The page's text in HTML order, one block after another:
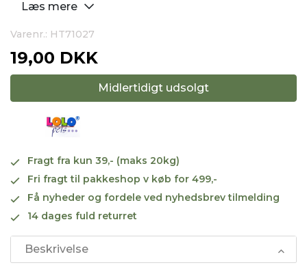
Læs mere
Varenr.: HT71027
19,00 DKK
Midlertidigt udsolgt
Fragt fra kun 39,- (maks 20kg)
Fri fragt til pakkeshop v køb for 499,-
Få nyheder og fordele ved nyhedsbrev tilmelding
14 dages fuld returret
Beskrivelse